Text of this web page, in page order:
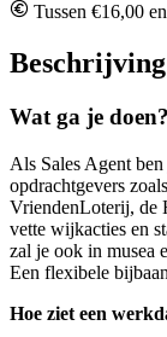
Tussen €16,00
Beschrijving
Wat ga je doen?
Als Sales Agent
opdrachtgevers
VriendenLoterij, de
vette wijkacties en
zal je ook in musea
Een flexibele
Hoe ziet een